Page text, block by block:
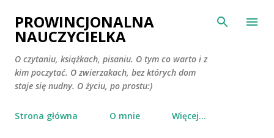
Przejdź do głównej zawartości
PROWINCJONALNA
NAUCZYCIELKA
O czytaniu, książkach, pisaniu. O tym co warto i z
kim poczytać. O zwierzakach, bez których dom
staje się nudny. O życiu, po prostu:)
Strona główna O mnie Więcej…